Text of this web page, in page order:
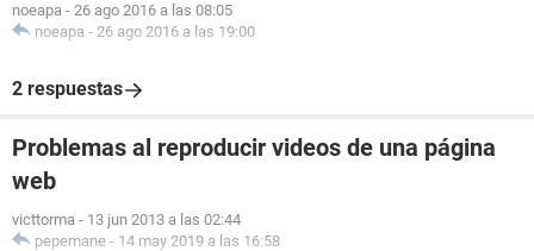
noeapa - 26 ago 2016 a las 08:05
noeapa - 26 ago 2016 a las 19:00
2 respuestas
Problemas al reproducir videos de una página
web
victtorma - 13 jun 2013 a las 02:44
pepemane - 14 may 2019 a las 16:58